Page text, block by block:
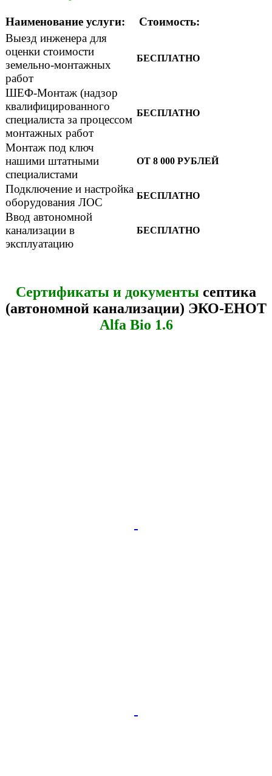
Наименование услуги:
Стоимость:
Выезд инженера для
оценки стоимости
земельно-монтажных
работ
БЕСПЛАТНО
ШЕФ-Монтаж (надзор
квалифицированного
специалиста за процессом
монтажных работ
БЕСПЛАТНО
Монтаж под ключ
нашими штатными
специалистами
ОТ 8 000 РУБЛЕЙ
Подключение и настройка
оборудования ЛОС
БЕСПЛАТНО
Ввод автономной
канализации в
эксплуатацию
БЕСПЛАТНО
Сертификаты и документы септика
(автономной канализации) ЭКО-ЕНОТ
Alfa Bio 1.6